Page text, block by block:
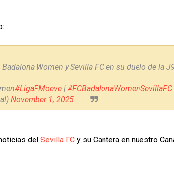
Badalona Women y Sevilla FC en su duelo de la J9
#LigaFMoeve | #FCBadalonaWomenSevillaFC
November 1, 2025
del Sevilla FC y su Cantera en nuestro